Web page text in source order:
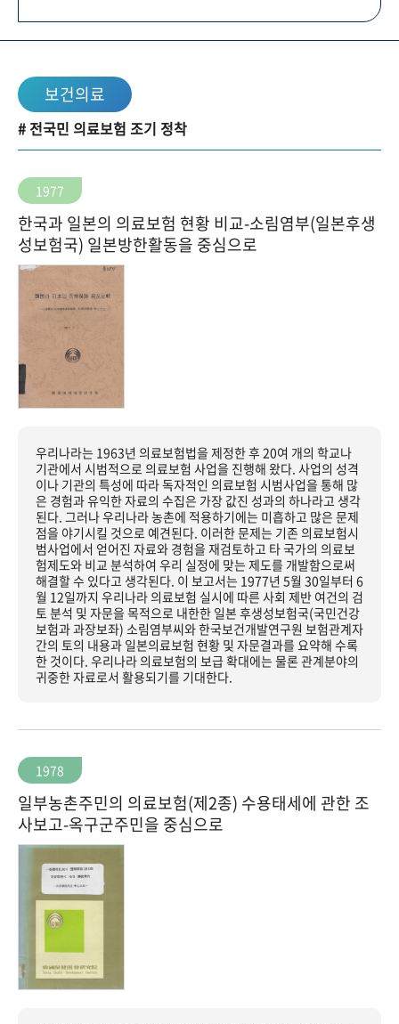
보건의료
# 전국민 의료보험 조기 정착
1977
한국과 일본의 의료보험 현황 비교-소림염부(일본후생
성보험국) 일본방한활동을 중심으로
우리나라는 1963년 의료보험법을 제정한 후 20여 개의 학교나
기관에서 시범적으로 의료보험 사업을 진행해 왔다. 사업의 성격
이나 기관의 특성에 따라 독자적인 의료보험 시범사업을 통해 많
은 경험과 유익한 자료의 수집은 가장 값진 성과의 하나라고 생각
된다. 그러나 우리나라 농촌에 적용하기에는 미흡하고 많은 문제
점을 야기시킬 것으로 예견된다. 이러한 문제는 기존 의료보험시
범사업에서 얻어진 자료와 경험을 재검토하고 타 국가의 의료보
험제도와 비교 분석하여 우리 실정에 맞는 제도를 개발함으로써
해결할 수 있다고 생각된다. 이 보고서는 1977년 5월 30일부터 6
월 12일까지 우리나라 의료보험 실시에 따른 사회 제반 여건의 검
토 분석 및 자문을 목적으로 내한한 일본 후생성보험국(국민건강
보험과 과장보좌) 소림염부씨와 한국보건개발연구원 보험관계자
간의 토의 내용과 일본의료보험 현황 및 자문결과를 요약해 수록
한 것이다. 우리나라 의료보험의 보급 확대에는 물론 관계분야의
귀중한 자료로서 활용되기를 기대한다.
1978
일부농촌주민의 의료보험(제2종) 수용태세에 관한 조
사보고-옥구군주민을 중심으로